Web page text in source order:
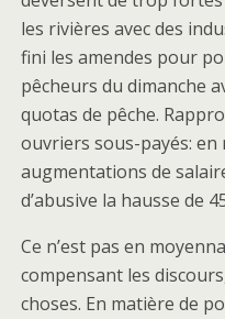
les rivières avec des
fini les amendes pour
pêcheurs du dimanche
quotas de pêche.
ouvriers sous-payés:
augmentations de
d’abusive la hausse de
Ce n’est pas en
compensant les
choses. En matière de